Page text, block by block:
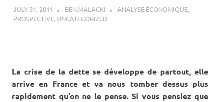
l’argent
JULY 31, 2011 BEN.MALACKI ANALYSE ÉCONOMIQUE,
PROSPECTIVE, UNCATEGORIZED
La crise de la dette se développe de partout, elle
arrive en France et va nous tomber dessus plus
rapidement qu’on ne le pense. Si vous pensiez que